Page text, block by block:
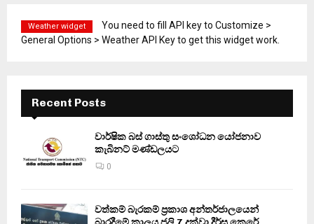
Weather widget
You need to fill API key to Customize >
General Options > Weather API Key to get this widget work.
Recent Posts
වාර්ෂික බස් ගාස්තු සංශෝධන යෝජනාව
කැබිනට් මණ්ඩලයට
0
වත්කම් බැරකම් ප්‍රකාශ අන්තර්ජාලයෙන්